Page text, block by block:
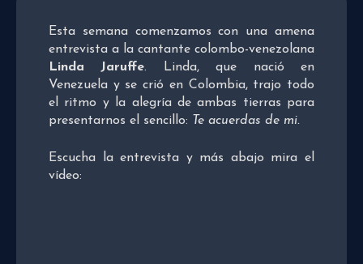
Esta semana comenzamos con una amena
entrevista a la cantante colombo-venezolana
Linda Jaruffe. Linda, que nació en
Venezuela y se crió en Colombia, trajo todo
el ritmo y la alegría de ambas tierras para
presentarnos el sencillo: Te acuerdas de mi.
Escucha la entrevista y más abajo mira el
vídeo: